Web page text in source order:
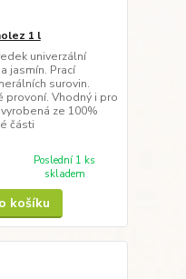
1 l
univerzální
jasmín. Prací
surovin.
provoní. Vhodný i pro
ze 100%
části
Poslední 1 ks
skladem
košíku